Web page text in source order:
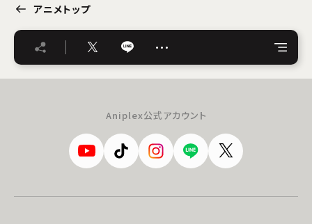
アニメトップ
…
Aniplex公式アカウント